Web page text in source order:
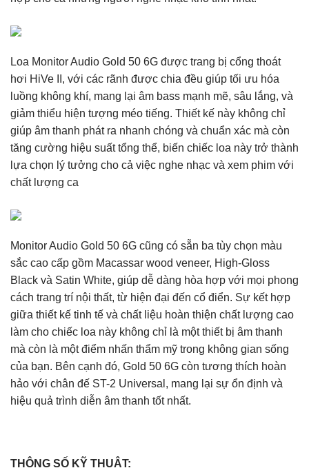
Loa Monitor Audio Gold 50 6G được trang bị cổng thoát
hơi HiVe II, với các rãnh được chia đều giúp tối ưu hóa
luồng không khí, mang lại âm bass mạnh mẽ, sâu lắng, và
giảm thiểu hiện tượng méo tiếng. Thiết kế này không chỉ
giúp âm thanh phát ra nhanh chóng và chuẩn xác mà còn
tăng cường hiệu suất tổng thể, biến chiếc loa này trở thành
lựa chọn lý tưởng cho cả việc nghe nhạc và xem phim với
chất lượng ca
Monitor Audio Gold 50 6G cũng có sẵn ba tùy chọn màu
sắc cao cấp gồm Macassar wood veneer, High-Gloss
Black và Satin White, giúp dễ dàng hòa hợp với mọi phong
cách trang trí nội thất, từ hiện đại đến cổ điển. Sự kết hợp
giữa thiết kế tinh tế và chất liệu hoàn thiện chất lượng cao
làm cho chiếc loa này không chỉ là một thiết bị âm thanh
mà còn là một điểm nhấn thẩm mỹ trong không gian sống
của bạn. Bên cạnh đó, Gold 50 6G còn tương thích hoàn
hảo với chân đế ST-2 Universal, mang lại sự ổn định và
hiệu quả trình diễn âm thanh tốt nhất.
THÔNG SỐ KỸ THUẬT: